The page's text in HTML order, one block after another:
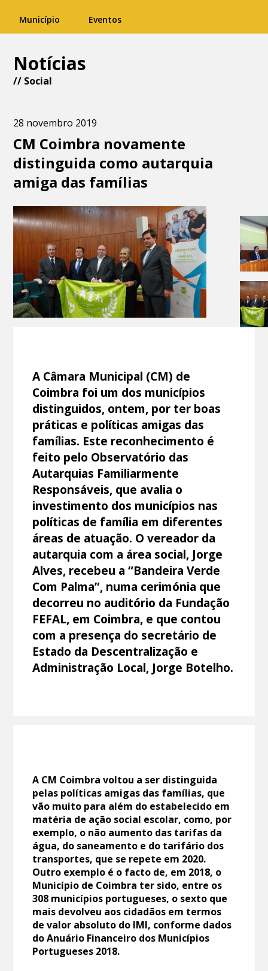
Município Eventos
Notícias
// Social
28 novembro 2019
CM Coimbra novamente
distinguida como autarquia
amiga das famílias
A Câmara Municipal (CM) de
Coimbra foi um dos municípios
distinguidos, ontem, por ter boas
práticas e políticas amigas das
famílias. Este reconhecimento é
feito pelo Observatório das
Autarquias Familiarmente
Responsáveis, que avalia o
investimento dos municípios nas
políticas de família em diferentes
áreas de atuação. O vereador da
autarquia com a área social, Jorge
Alves, recebeu a “Bandeira Verde
Com Palma”, numa cerimónia que
decorreu no auditório da Fundação
FEFAL, em Coimbra, e que contou
com a presença do secretário de
Estado da Descentralização e
Administração Local, Jorge Botelho.
A CM Coimbra voltou a ser distinguida
pelas políticas amigas das famílias, que
vão muito para além do estabelecido em
matéria de ação social escolar, como, por
exemplo, o não aumento das tarifas da
água, do saneamento e do tarifário dos
transportes, que se repete em 2020.
Outro exemplo é o facto de, em 2018, o
Município de Coimbra ter sido, entre os
308 municípios portugueses, o sexto que
mais devolveu aos cidadãos em termos
de valor absoluto do IMI, conforme dados
do Anuário Financeiro dos Municípios
Portugueses 2018.